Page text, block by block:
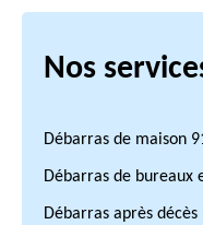
Nos
Débarras de maison
Débarras de bureaux
Débarras après décès